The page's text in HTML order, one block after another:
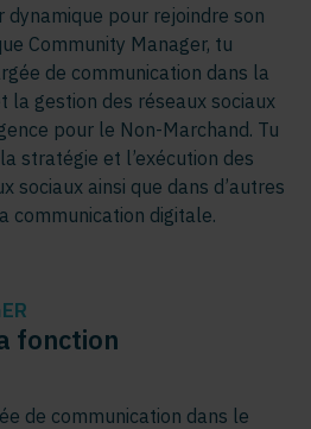
dynamique pour rejoindre son
Community Manager, tu
de communication dans la
la gestion des réseaux sociaux
pour le Non-Marchand. Tu
stratégie et l’exécution des
sociaux ainsi que dans d’autres
communication digitale.
fonction
de communication dans le